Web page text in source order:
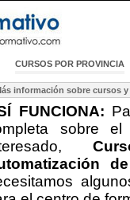
CURSOS POR PROVINCIA
información sobre cursos y
FUNCIONA:
sobre